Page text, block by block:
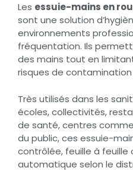
Les essuie-mains en
sont une solution
environnements
fréquentation. Ils
des mains tout en
risques de contamination
Très utilisés dans les
écoles, collectivités,
de santé, centres
du public, ces essuie-
contrôlée, feuille à feuille
automatique selon le